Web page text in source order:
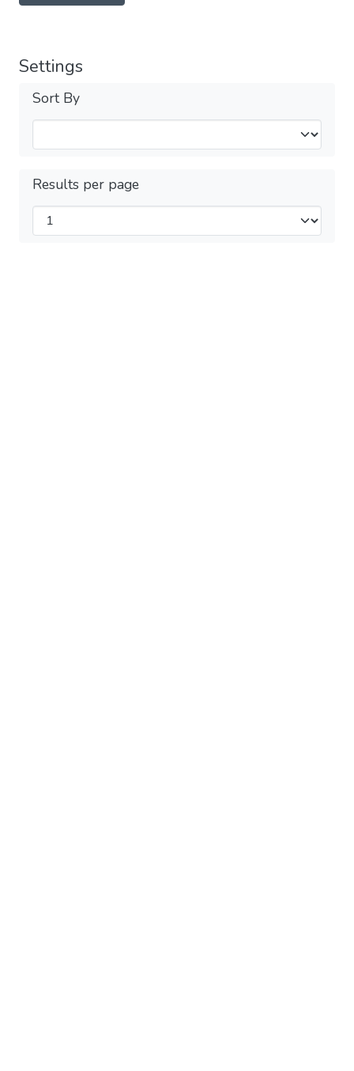
Settings
Sort By
Results per page